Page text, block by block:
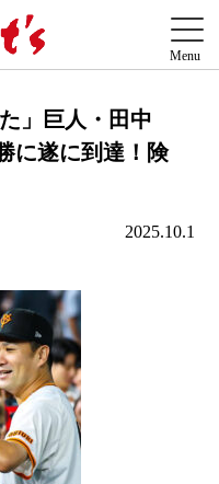
」巨人・田中
に遂に到達！険
2025.10.1